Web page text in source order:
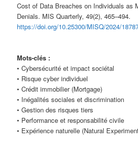
Cost of Data Breaches on Individuals as
Denials. MIS Quarterly, 49(2), 465–494.
https://doi.org/10.25300/MISQ/2024/
Mots-clés :
• Cybersécurité et impact sociétal
• Risque cyber individuel
• Crédit immobilier (Mortgage)
• Inégalités sociales et discrimination
• Gestion des risques tiers
• Performance et responsabilité civile
• Expérience naturelle (Natural